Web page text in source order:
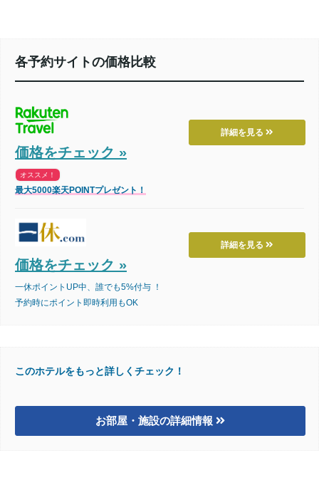
各予約サイトの価格比較
詳細を見る
価格をチェック »
オススメ！
最大5000楽天POINTプレゼント！
詳細を見る
価格をチェック »
一休ポイントUP中、誰でも5%付与 ！
予約時にポイント即時利用もOK
このホテルをもっと詳しくチェック！
お部屋・施設の詳細情報